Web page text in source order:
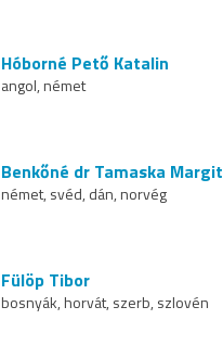
Hóborné Pető Katalin
angol, német
Benkőné dr Tamaska Margit
német, svéd, dán, norvég
Fülöp Tibor
bosnyák, horvát, szerb, szlovén